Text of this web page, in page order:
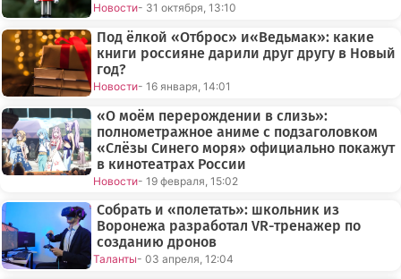
Новости- 31 октября, 13:10
Под ёлкой «Отброс» и«Ведьмак»: какие
книги россияне дарили друг другу в Новый
год?
Новости- 16 января, 14:01
«О моём перерождении в слизь»:
полнометражное аниме с подзаголовком
«Слёзы Синего моря» официально покажут
в кинотеатрах России
Новости- 19 февраля, 15:02
Собрать и «полетать»: школьник из
Воронежа разработал VR-тренажер по
созданию дронов
Таланты- 03 апреля, 12:04